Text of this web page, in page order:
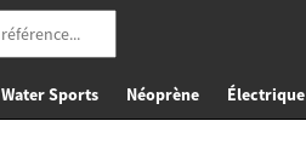
Water Sports Néoprène Électrique